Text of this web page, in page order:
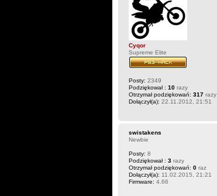
Cyqor
Supreme Elite
Posty: 2349
Podziękował : 10 razy
Otrzymał podziękowań: 317 razy
Dołączył(a): 22.11.2012, 21:51
swistakens
Newbie
Posty: 8
Podziękował : 3 razy
Otrzymał podziękowań: 0 raz
Dołączył(a): 11.02.2015, 21:21
Firmware: 4.66